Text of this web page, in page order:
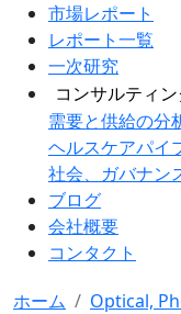
市場レポート
レポート一覧
一次研究
コンサルティ
需要と供給の分
ヘルスケアパイ
社会、ガバナン
ブログ
会社概要
コンタクト
ホーム
Optical,